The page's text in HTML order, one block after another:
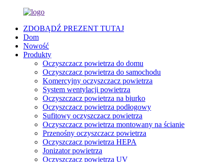
ZDOBĄDŹ PREZENT TUTAJ
Dom
Nowość
Produkty
Oczyszczacz powietrza do domu
Oczyszczacz powietrza do samochodu
Komercyjny oczyszczacz powietrza
System wentylacji powietrza
Oczyszczacz powietrza na biurko
Oczyszczacz powietrza podłogowy
Sufitowy oczyszczacz powietrza
Oczyszczacz powietrza montowany na ścianie
Przenośny oczyszczacz powietrza
Oczyszczacz powietrza HEPA
Jonizator powietrza
Oczyszczacz powietrza UV